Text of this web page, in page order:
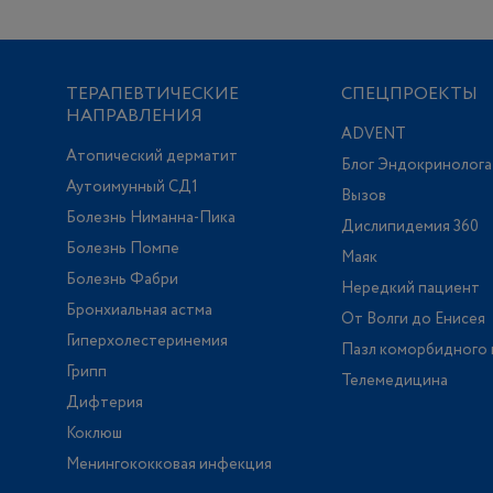
ТЕРАПЕВТИЧЕСКИЕ
НАПРАВЛЕНИЯ
Атопический дерматит
Аутоимунный СД1
Болезнь Ниманна-Пика
Болезнь Помпе
Болезнь Фабри
Бронхиальная астма
Гиперхолестеринемия
Грипп
Дифтерия
Коклюш
Менингококковая инфекция
СПЕЦПРОЕКТЫ
ADVENT
Блог Эндокринолога
Вызов
Дислипидемия 360
Маяк
Нередкий пациент
От Волги до Енисея
Пазл коморбидного
Телемедицина